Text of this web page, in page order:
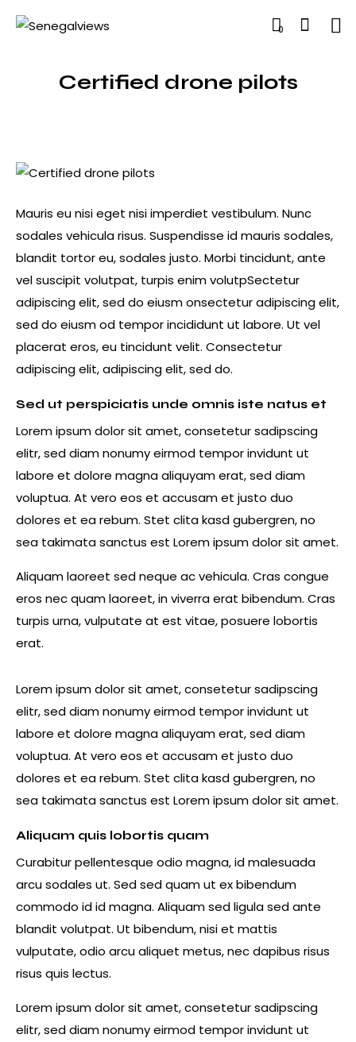
0
Certified drone pilots
Mauris eu nisi eget nisi imperdiet vestibulum. Nunc
sodales vehicula risus. Suspendisse id mauris sodales,
blandit tortor eu, sodales justo. Morbi tincidunt, ante
vel suscipit volutpat, turpis enim volutpSectetur
adipiscing elit, sed do eiusm onsectetur adipiscing elit,
sed do eiusm od tempor incididunt ut labore. Ut vel
placerat eros, eu tincidunt velit. Consectetur
adipiscing elit, adipiscing elit, sed do.
Sed ut perspiciatis unde omnis iste natus et
Lorem ipsum dolor sit amet, consetetur sadipscing
elitr, sed diam nonumy eirmod tempor invidunt ut
labore et dolore magna aliquyam erat, sed diam
voluptua. At vero eos et accusam et justo duo
dolores et ea rebum. Stet clita kasd gubergren, no
sea takimata sanctus est Lorem ipsum dolor sit amet.
Aliquam laoreet sed neque ac vehicula. Cras congue
eros nec quam laoreet, in viverra erat bibendum. Cras
turpis urna, vulputate at est vitae, posuere lobortis
erat.
Lorem ipsum dolor sit amet, consetetur sadipscing
elitr, sed diam nonumy eirmod tempor invidunt ut
labore et dolore magna aliquyam erat, sed diam
voluptua. At vero eos et accusam et justo duo
dolores et ea rebum. Stet clita kasd gubergren, no
sea takimata sanctus est Lorem ipsum dolor sit amet.
Aliquam quis lobortis quam
Curabitur pellentesque odio magna, id malesuada
arcu sodales ut. Sed sed quam ut ex bibendum
commodo id id magna. Aliquam sed ligula sed ante
blandit volutpat. Ut bibendum, nisi et mattis
vulputate, odio arcu aliquet metus, nec dapibus risus
risus quis lectus.
Lorem ipsum dolor sit amet, consetetur sadipscing
elitr, sed diam nonumy eirmod tempor invidunt ut